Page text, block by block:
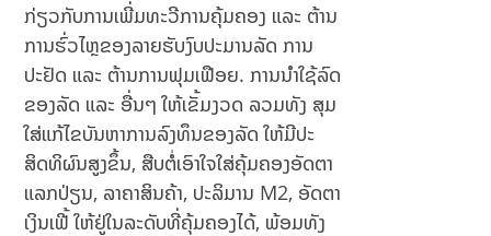
ກ່ຽວກັບການເພີ່ມທະວີການຄຸ້ມຄອງ ແລະ ຕ້ານ
ການຮົ່ວໄຫຼຂອງລາຍຮັບງົບປະມານລັດ ການ
ປະຢັດ ແລະ ຕ້ານການຟຸມເຟືອຍ. ການນໍາໃຊ້ລົດ
ຂອງລັດ ແລະ ອື່ນໆ ໃຫ້ເຂັ້ມງວດ ລວມທັງ ສຸມ
ໃສ່ແກ້ໄຂບັນຫາການລົງທຶນຂອງລັດ ໃຫ້ມີປະ
ສິດທິຜົນສູງຂຶ້ນ, ສືບຕໍ່ເອົາໃຈໃສ່ຄຸ້ມຄອງອັດຕາ
ແລກປ່ຽນ, ລາຄາສິນຄ້າ, ປະລິມານ M2, ອັດຕາ
ເງິນເຟີ້ ໃຫ້ຢູ່ໃນລະດັບທີ່ຄຸ້ມຄອງໄດ້, ພ້ອມທັງ